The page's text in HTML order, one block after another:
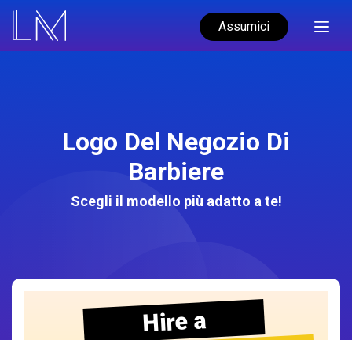
Assumici
Logo Del Negozio Di
Barbiere
Scegli il modello più adatto a te!
Hire a